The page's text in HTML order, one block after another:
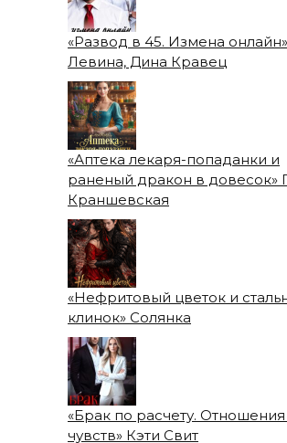
«Развод в 45. Измена
Левина, Дина Кравец
«Аптека лекаря-попаданки и
раненый дракон в довесок»
Краншевская
«Нефритовый цветок и
клинок» Солянка
«Брак по расчету. Отношения
чувств» Кэти Свит